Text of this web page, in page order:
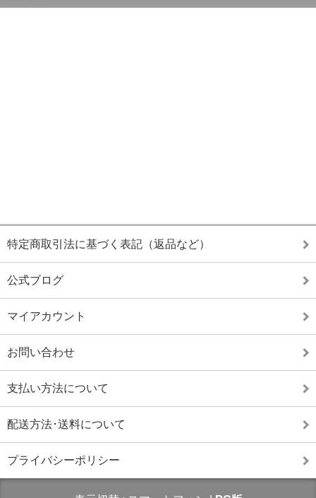
特定商取引法に基づく表記（返品など）
公式ブログ
マイアカウント
お問い合わせ
支払い方法について
配送方法･送料について
プライバシーポリシー